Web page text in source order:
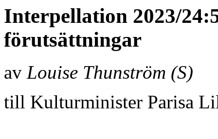
Interpellation 2023/
förutsättningar
av Louise Thunström (S)
till Kulturminister Parisa